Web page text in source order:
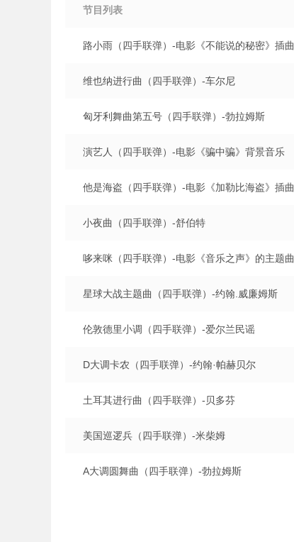
节目列表
路小雨（四手联弹）-电影《不能说的秘密》插曲
维也纳进行曲（四手联弹）-车尔尼
匈牙利舞曲第五号（四手联弹）-勃拉姆斯
演艺人（四手联弹）-电影《骗中骗》背景音乐
他是海盗（四手联弹）-电影《加勒比海盗》插曲
小夜曲（四手联弹）-舒伯特
哆来咪（四手联弹）-电影《音乐之声》的主题曲
星球大战主题曲（四手联弹）-约翰.威廉姆斯
伦敦德里小调（四手联弹）-爱尔兰民谣
D大调卡农（四手联弹）-约翰·帕赫贝尔
土耳其进行曲（四手联弹）-贝多芬
美国巡逻兵（四手联弹）-米柴姆
A大调圆舞曲（四手联弹）-勃拉姆斯